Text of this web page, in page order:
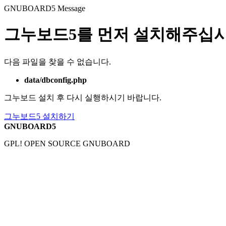
GNUBOARD5 Message
그누보드5를 먼저 설치해주십
다음 파일을 찾을 수 없습니다.
data/dbconfig.php
그누보드 설치 후 다시 실행하시기 바랍니다.
그누보드5 설치하기
GNUBOARD5
GPL! OPEN SOURCE GNUBOARD